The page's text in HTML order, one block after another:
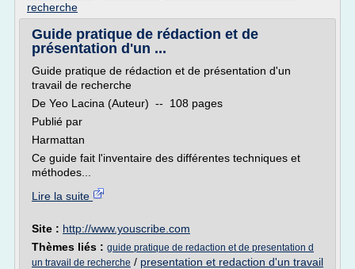
recherche
Guide pratique de rédaction et de
présentation d'un ...
Guide pratique de rédaction et de présentation d'un
travail de recherche
De Yeo Lacina (Auteur) -- 108 pages
Publié par
Harmattan
Ce guide fait l'inventaire des différentes techniques et
méthodes...
Lire la suite
Site : http://www.youscribe.com
Thèmes liés : guide pratique de redaction et de presentation d
un travail de recherche / presentation et redaction d'un travail